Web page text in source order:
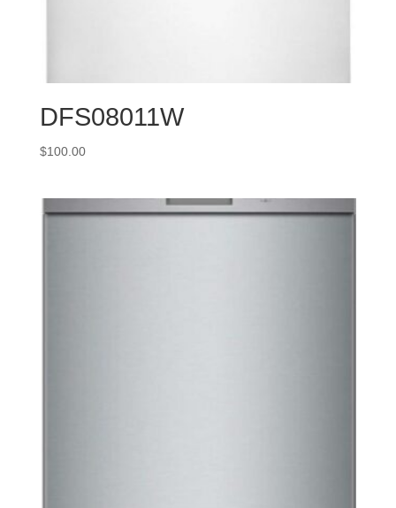
DFS08011W
$100.00